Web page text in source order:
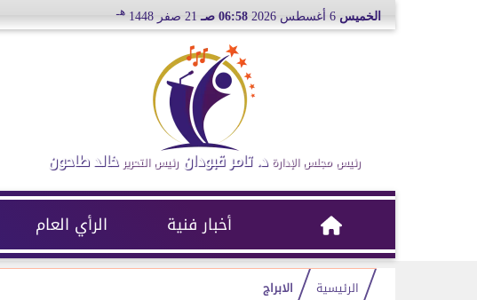
الخميس 06:58 صـ 21 صفر 1448 هـ
رئيس مجلس الإدارة د. تامر قبودان رئيس التحرير خالد طاحون
أخبار فنية الرأي العام
الرئيسية الابراج